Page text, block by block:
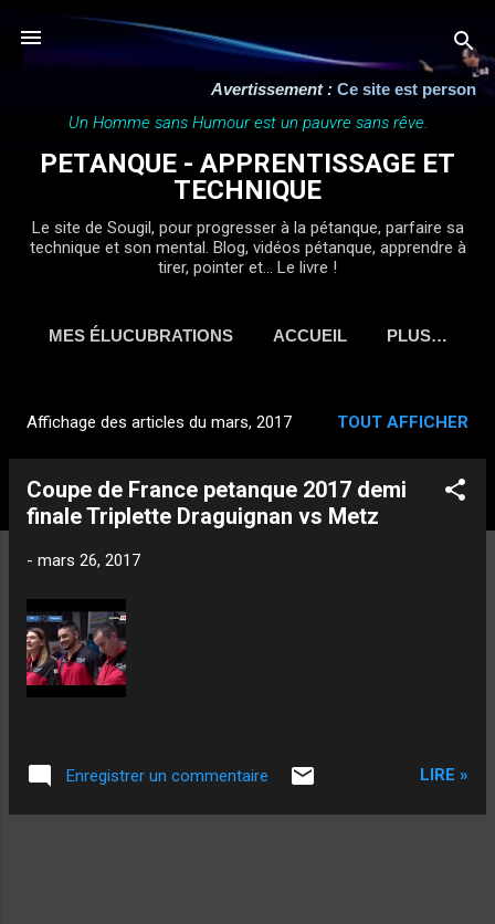
Accéder au contenu principal
Avertissement : Ce site est personnel,
Un Homme sans Humour est un pauvre sans rêve.
PETANQUE - APPRENTISSAGE ET
TECHNIQUE
Le site de Sougil, pour progresser à la pétanque, parfaire sa
technique et son mental. Blog, vidéos pétanque, apprendre à
tirer, pointer et... Le livre !
MES ÉLUCUBRATIONS ACCUEIL PLUS…
r
Affichage des articles du mars, 2017 TOUT AFFICHER
Coupe de France petanque 2017 demi
finale Triplette Draguignan vs Metz
- mars 26, 2017
Enregistrer un commentaire LIRE »